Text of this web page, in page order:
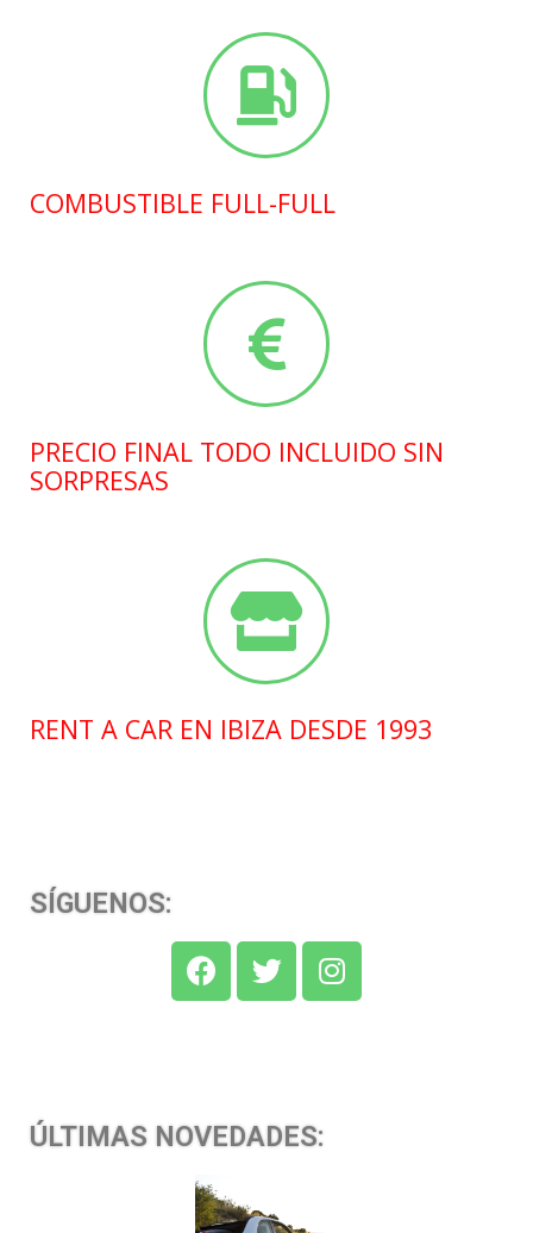
COMBUSTIBLE FULL-FULL
PRECIO FINAL TODO INCLUIDO SIN
SORPRESAS
RENT A CAR EN IBIZA DESDE 1993
SÍGUENOS:
ÚLTIMAS NOVEDADES: